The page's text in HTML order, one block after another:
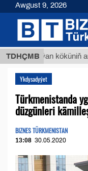
TDHÇMB
Buýan köküniň
Ykdysadyýet
Türkmenistanda
düzgünleri
BIZNES TÜRKMENISTAN
13:08 30.05.2020
Awgust 9, 2026